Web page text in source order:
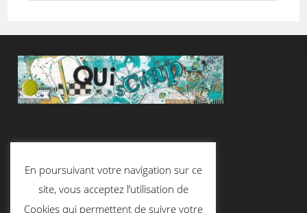
En poursuivant votre navigation sur ce
site, vous acceptez l’utilisation de
Cookies qui permettent de suivre votre